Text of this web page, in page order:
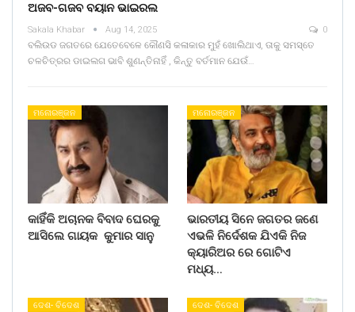
ଅଜବ-ଗଜବ ବୟାନ ଭାଇରଲ
Sakala Khabar Aug 14, 2025 0
ବଲିଉଡ ଜଗତରେ ଯେତେବେଳେ କୌଣସି କଳାକାର ମୁହଁ ଖୋଲିଥାଏ, ତାକୁ ସମସ୍ତେ
ଚଳଚିତ୍ରର ଡାଇଲଗ ଭାବି ଶୁଣନ୍ତିନାହିଁ , କିନ୍ତୁ ବର୍ତମାନ ଯେଉଁ…
ମନୋରଞ୍ଜନ
କାହିଁକି ଅଚାନକ ବିବାଦ ଘେରକୁ
ଆସିଲେ ଗାୟକ କୁମାର ସାନୁ
ମନୋରଞ୍ଜନ
ଭାରତୀୟ ସିନେ ଜଗତର ଜଣେ
ଏଭଳି ନିର୍ଦେଶକ ଯିଏକି ନିଜ
କ୍ୟାରିଅର ରେ ଗୋଟିଏ
ମଧ୍ୟ…
ଦେଶ- ବିଦେଶ ଦେଶ- ବିଦେଶ